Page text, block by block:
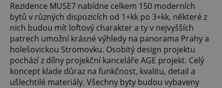
Rezidence MUSE7 nabídne celkem 150 moderních
bytů v různých dispozicích od 1+kk po 3+kk, některé z
nich budou mít loftový charakter a ty v nejvyšších
patrech umožní krásné výhledy na panorama Prahy a
holešovickou Stromovku. Osobitý design projektu
pochází z dílny projekční kanceláře AGE projekt. Celý
koncept klade důraz na funkčnost, kvalitu, detail a
ušlechtilé materiály. Všechny byty budou vybaveny